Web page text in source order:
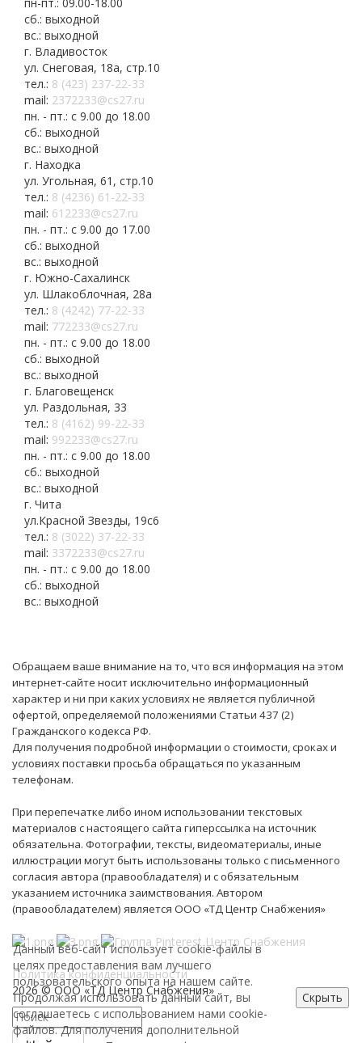
сб.: выходной
вс.: выходной
г. Владивосток
ул. Снеговая, 18а, стр.10
тел.: 8 (423) 237-22-33
mail: 2372233@cs27.ru
пн. - пт.: с 9.00 до 18.00
сб.: выходной
вс.: выходной
г. Находка
ул. Угольная, 61, стр.10
тел.: 8 (4236) 61-22-33
mail: 612233@cs27.ru
пн. - пт.: с 9.00 до 17.00
сб.: выходной
вс.: выходной
г. Южно-Сахалинск
ул. Шлакоблочная, 28а
тел.: 8 (4242) 77-22-33
mail: 772233@cs27.ru
пн. - пт.: с 9.00 до 18.00
сб.: выходной
вс.: выходной
г. Благовещенск
ул. Раздольная, 33
тел.: 8 (4162) 99-22-33
mail: 992233@cs27.ru
пн. - пт.: с 9.00 до 18.00
сб.: выходной
вс.: выходной
г. Чита
ул.Красной Звезды, 19с6
тел.: 8 (3022) 37-22-33
mail: 3372233@cs27.ru
пн. - пт.: с 9.00 до 18.00
сб.: выходной
вс.: выходной
Обращаем ваше внимание на то, что вся информация на этом
интернет-сайте носит исключительно информационный
характер и ни при каких условиях не является публичной
офертой, определяемой положениями Статьи 437 (2)
Гражданского кодекса РФ.
Для получения подробной информации о стоимости, сроках и
условиях поставки просьба обращаться по указанным
телефонам.
При перепечатке либо ином использовании текстовых
материалов с настоящего сайта гиперссылка на источник
обязательна. Фотографии, тексты, видеоматериалы, иные
иллюстрации могут быть использованы только с письменного
согласия автора (правообладателя) и с обязательным
указанием источника заимствования. Автором
(правообладателем) является ООО «ТД Центр Снабжения»
Политика конфиденциальности
2026 © ООО «ТД Центр Снабжения»
Данный веб-сайт использует cookie-файлы в
целях предоставления вам лучшего
пользовательского опыта на нашем сайте.
Продолжая использовать данный сайт, вы
соглашаетесь с использованием нами cookie-
файлов. Для получения дополнительной
Скрыть